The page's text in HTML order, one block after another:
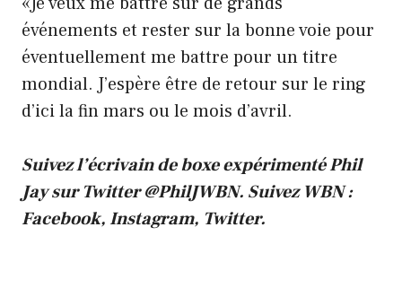
événements et rester sur la bonne voie pour
éventuellement me battre pour un titre
mondial. J’espère être de retour sur le ring
d’ici la fin mars ou le mois d’avril.
Suivez l’écrivain de boxe expérimenté Phil
Jay sur Twitter@PhilJWBN. Suivez WBN :
Facebook,Instagram, Twitter.